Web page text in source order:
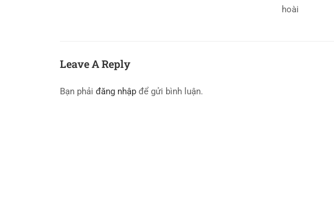
hoài
Leave A Reply
Bạn phải đăng nhập để gửi bình luận.